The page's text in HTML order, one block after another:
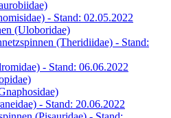
- Stand: 02.05.2022
(Uloboridae)
(Theridiidae) - Stand:
- Stand: 06.06.2022
- Stand: 20.06.2022